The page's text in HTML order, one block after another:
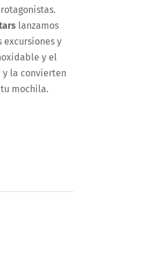
lanzamos
y
y el
y la convierten
mochila.